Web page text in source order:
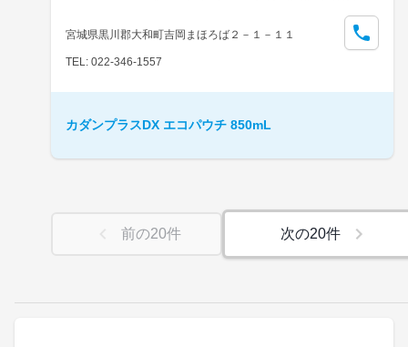
宮城県黒川郡大和町吉岡まほろば２－１－１１
TEL: 022-346-1557
カダンプラスDX エコパウチ 850mL
前の20件 次の20件